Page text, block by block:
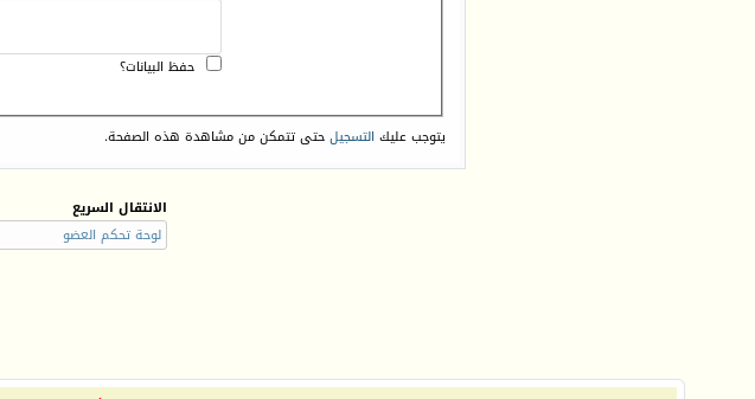
حفظ البيانات؟
يتوجب عليك التسجيلحتى تتمكن من مشاهدة هذه الصفحة.
الانتقال السريع